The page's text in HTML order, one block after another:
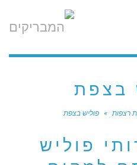
בצפת
רצפות » פוליש בצפת
פוליש